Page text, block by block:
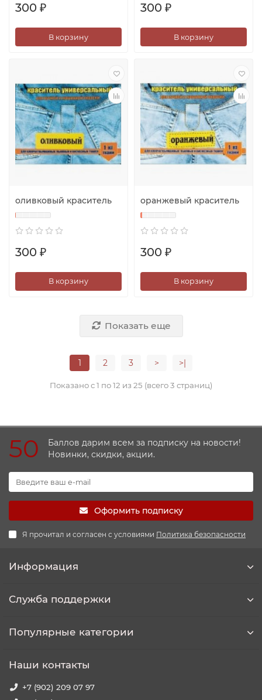
300 ₽
В корзину
300 ₽
В корзину
оливковый краситель
300 ₽
В корзину
оранжевый краситель
300 ₽
В корзину
Показать еще
1 2 3 > >|
Показано с 1 по 12 из 25 (всего 3 страниц)
50
Баллов дарим всем за подписку на новости!
Новинки, скидки, акции.
Оформить подписку
Я прочитал и согласен с условиями Политика безопасности
Информация
Служба поддержки
Популярные категории
Наши контакты
+7 (902) 209 07 97